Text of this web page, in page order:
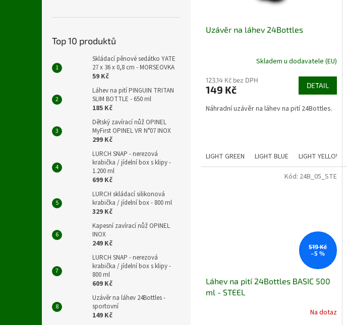
Top 10 produktů
Skládací pěnové sedátko YATE
27 x 36 x 0,8 cm - MORSEOVKA
59 Kč
Láhev na pití PINGUIN TRITAN
SLIM BOTTLE - 650 ml
185 Kč
Dětský zavírací nůž OPINEL
MyFirst OPINEL VR N°07 INOX
299 Kč
LURCH SNAP - nerezová
krabička / jídelní box s klipy -
1.200 ml
699 Kč
LURCH skládací silikonová
krabička / jídelní box - 800 ml
329 Kč
Kapesní zavírací nůž OPINEL
INOX
249 Kč
LURCH SNAP - nerezová
krabička / jídelní box s klipy -
800 ml
609 Kč
Uzávěr na láhev 24Bottles -
sportovní
149 Kč
Uzávěr na láhev 24Bottles
Skladem u dodavatele (EU)
123,14 Kč bez DPH
149 Kč DETAIL
Náhradní uzávěr na láhev na pití 24Bottles.
LIGHT GREEN LIGHT BLUE LIGHT YELLOW
519 Kč
–5 %
Láhev na pití 24Bottles BASIC 500
ml - STEEL
Na dotaz
Kód: 24B_05_STE